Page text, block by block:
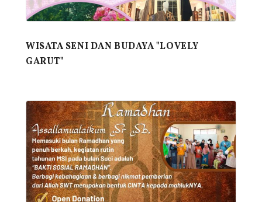
WISATA SENI DAN BUDAYA "LOVELY
GARUT"